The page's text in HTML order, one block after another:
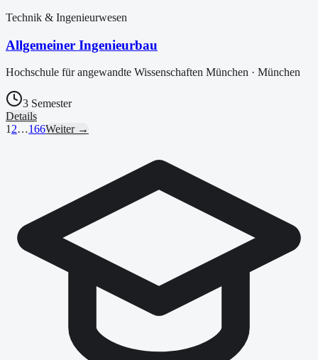
Technik & Ingenieurwesen
Allgemeiner Ingenieurbau
Hochschule für angewandte Wissenschaften München · München
3 Semester
Details
12…166Weiter →